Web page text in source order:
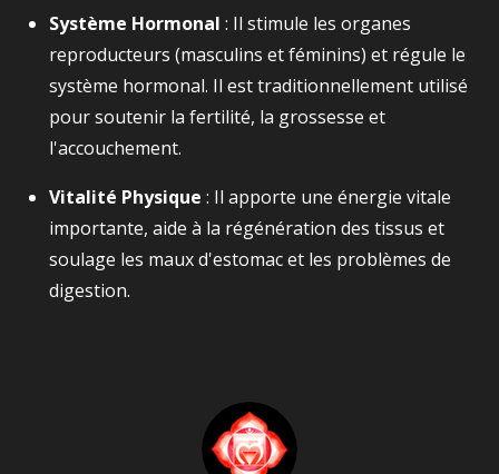
Système Hormonal : Il stimule les organes
reproducteurs (masculins et féminins) et régule le
système hormonal. Il est traditionnellement utilisé
pour soutenir la fertilité, la grossesse et
l'accouchement.
Vitalité Physique : Il apporte une énergie vitale
importante, aide à la régénération des tissus et
soulage les maux d'estomac et les problèmes de
digestion.